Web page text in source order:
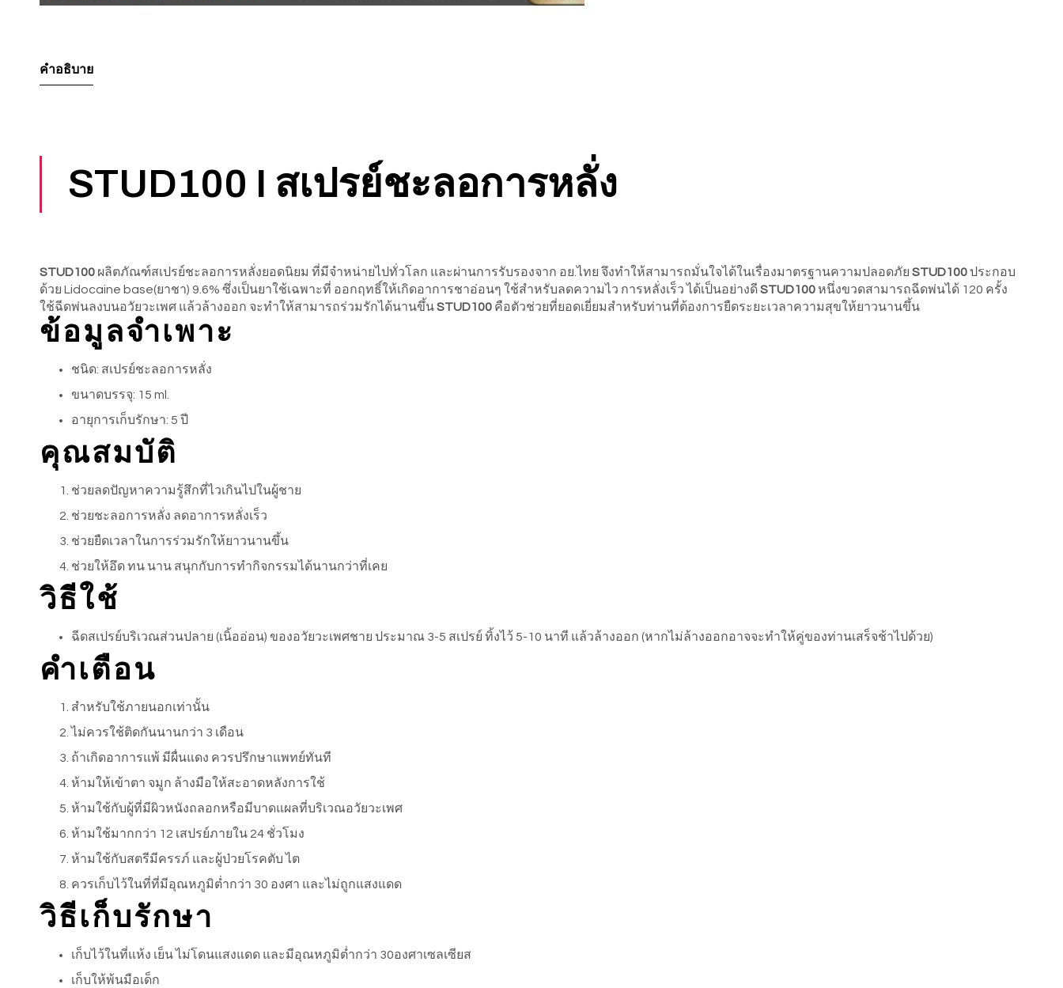
คำอธิบาย
STUD100 I สเปรย์ชะลอการหลั่ง
STUD100 ผลิตภัณฑ์สเปรย์ชะลอการหลั่งยอดนิยม ที่มีจำหน่ายไปทั่วโลก และผ่านการรับรองจาก อย.ไทย จึงทำให้สามารถมั่นใจได้ในเรื่องมาตรฐานความปลอดภัยSTUD100 ประกอบ
ด้วย Lidocaine base(ยาชา) 9.6% ซึ่งเป็นยาใช้เฉพาะที่ ออกฤทธิ์ให้เกิดอาการชาอ่อนๆ ใช้สำหรับลดความไว การหลั่งเร็ว ได้เป็นอย่างดีSTUD100 หนึ่งขวดสามารถฉีดพ่นได้ 120 ครั้ง
ใช้ฉีดพ่นลงบนอวัยวะเพศ แล้วล้างออก จะทำให้สามารถร่วมรักได้นานขึ้นSTUD100 คือตัวช่วยที่ยอดเยี่ยมสำหรับท่านที่ต้องการยืดระยะเวลาความสุขให้ยาวนานขึ้น
ข้อมูลจำเพาะ
ชนิด: สเปรย์ชะลอการหลั่ง
ขนาดบรรจุ: 15 ml.
อายุการเก็บรักษา: 5 ปี
คุณสมบัติ
ช่วยลดปัญหาความรู้สึกที่ไวเกินไปในผู้ชาย
ช่วยชะลอการหลั่ง ลดอาการหลั่งเร็ว
ช่วยยืดเวลาในการร่วมรักให้ยาวนานขึ้น
ช่วยให้อึด ทน นาน สนุกกับการทำกิจกรรมได้นานกว่าที่เคย
วิธีใช้
ฉีดสเปรย์บริเวณส่วนปลาย (เนิ้ออ่อน) ของอวัยวะเพศชาย ประมาณ 3-5 สเปรย์ ทิ้งไว้ 5-10 นาที แล้วล้างออก (หากไม่ล้างออกอาจจะทำให้คู่ของท่านเสร็จช้าไปด้วย)
คำเตือน
สำหรับใช้ภายนอกเท่านั้น
ไม่ควรใช้ติดกันนานกว่า 3 เดือน
ถ้าเกิดอาการแพ้ มีผื่นแดง ควรปรึกษาแพทย์ทันที
ห้ามให้เข้าตา จมูก ล้างมือให้สะอาดหลังการใช้
ห้ามใช้กับผู้ที่มีผิวหนังถลอกหรือมีบาดแผลที่บริเวณอวัยวะเพศ
ห้ามใช้มากกว่า 12 เสปรย์ภายใน 24 ชั่วโมง
ห้ามใช้กับสตรีมีครรภ์ และผู้ป่วยโรคตับ ไต
ควรเก็บไว้ในที่ที่มีอุณหภูมิต่ำกว่า 30 องศา และไม่ถูกแสงแดด
วิธีเก็บรักษา
เก็บไว้ในที่แห้ง เย็น ไม่โดนแสงแดด และมีอุณหภูมิต่ำกว่า 30องศาเซลเซียส
เก็บให้พ้นมือเด็ก